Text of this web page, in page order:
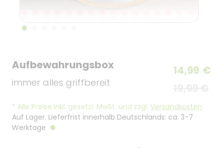
Aufbewahrungsbox
immer alles griffbereit
14,99 €
* Alle Preise inkl. gesetzl. MwSt. und zzgl. Versandkosten.
Auf Lager. Lieferfrist innerhalb Deutschlands: ca. 3-7
Werktage